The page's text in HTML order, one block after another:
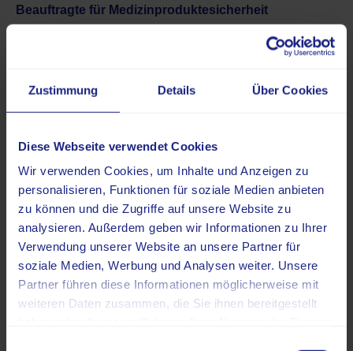
Zustimmung Details Über Cookies
Diese Webseite verwendet Cookies
Wir verwenden Cookies, um Inhalte und Anzeigen zu
personalisieren, Funktionen für soziale Medien anbieten
zu können und die Zugriffe auf unsere Website zu
analysieren. Außerdem geben wir Informationen zu Ihrer
Verwendung unserer Website an unsere Partner für
soziale Medien, Werbung und Analysen weiter. Unsere
Partner führen diese Informationen möglicherweise mit
weiteren Daten zusammen, die Sie ihnen bereitgestellt
Beauftragte für Medizinproduktesicherheit
erreichen Sie per E-Mail unter physik@nuklearmedizin-
Haftung für Inhalte
Alle Inhalte unseres Internetauftritts wurden mit größter
Sorgfalt und nach bestem Gewissen erstellt. Für die
Richtigkeit, Vollständigkeit und Aktualität der Inhalte
können wir jedoch keine Gewähr übernehmen. Als
Diensteanbieter sind wir für eigene Inhalte auf diesen
Seiten nach den allgemeinen Gesetzen verantwortlich.